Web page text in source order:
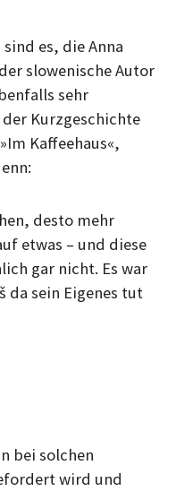
es, die Anna
slowenische Autor
sehr
Kurzgeschichte
Kaffeehaus«,
desto mehr
etwas – und diese
gar nicht. Es war
da sein Eigenes tut
bei solchen
wird und